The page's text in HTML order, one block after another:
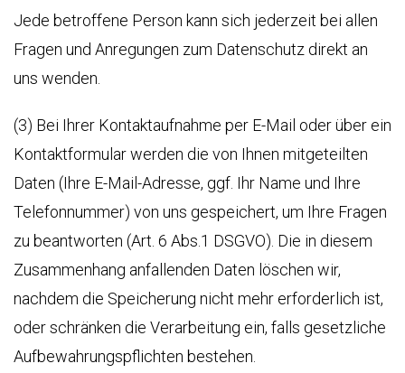
ПАВЕЛ
НАША
ИСТОРИЯ
ТРАДИЦИИ
СЕРТИФИКАТЫ
СЕРТИФИКАТ
ISO
WMI
АВТОМОБИЛИ
GESTRECKT
UND
КОНФИГУРАТОР
НА
ОСНОВЕ
CLASS
VIP
LUXURY
VAN
Jede betroffene Person kann sich jederzeit bei allen
Fragen und Anregungen zum Datenschutz direkt an
uns wenden.
(3) Bei Ihrer Kontaktaufnahme per E-Mail oder über ein
Kontaktformular werden die von Ihnen mitgeteilten
Daten (Ihre E-Mail-Adresse, ggf. Ihr Name und Ihre
Telefonnummer) von uns gespeichert, um Ihre Fragen
zu beantworten (Art. 6 Abs.1 DSGVO). Die in diesem
Zusammenhang anfallenden Daten löschen wir,
nachdem die Speicherung nicht mehr erforderlich ist,
oder schränken die Verarbeitung ein, falls gesetzliche
Aufbewahrungspflichten bestehen.